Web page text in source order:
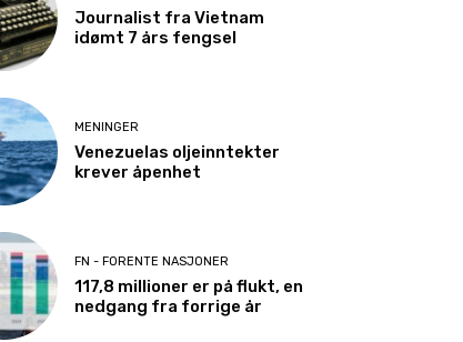
Journalist fra Vietnam
idømt 7 års fengsel
MENINGER
Venezuelas oljeinntekter
krever åpenhet
FN - FORENTE NASJONER
117,8 millioner er på flukt, en
nedgang fra forrige år